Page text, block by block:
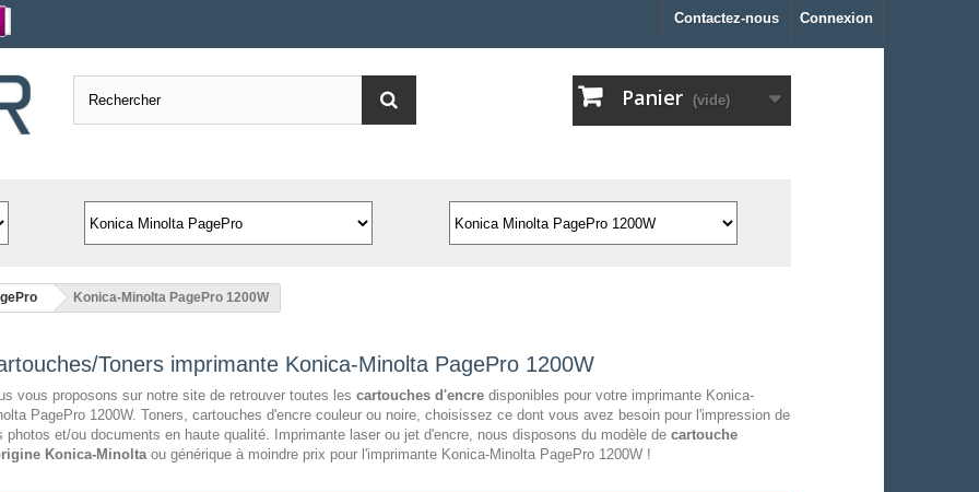
Connexion
Contactez-nous
Panier (vide)
Konica-Minolta PagePro 1200W
Toners imprimante Konica-Minolta PagePro 1200W
vous proposons sur notre site de retrouver toutes les cartouches d'encredisponibles pour votre imprimante Konica-
PagePro 1200W. Toners, cartouches d'encre couleur ou noire, choisissez ce dont vous avez besoin pour l'impression de
photos et/ou documents en haute qualité. Imprimante laser ou jet d'encre, nous disposons du modèle de cartouche
Konica-Minoltaou générique à moindre prix pour l'imprimante Konica-Minolta PagePro 1200W !